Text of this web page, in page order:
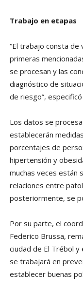
Trabajo en etapas
“El trabajo consta de
primeras
se procesan y las
diagnóstico de
de riesgo”,
Los datos se
establecerán
porcentajes de
hipertensión y
muchas veces están
relaciones entre
posteriormente, se
Por su parte, el
Federico Brussa,
ciudad de El Trébol
se trabajará en
establecer buenas